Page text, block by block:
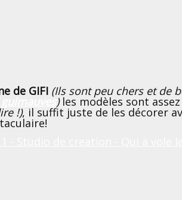
de GIFI (Ils sont peu chers et de
)les modèles sont
!), il suffit juste de les décorer